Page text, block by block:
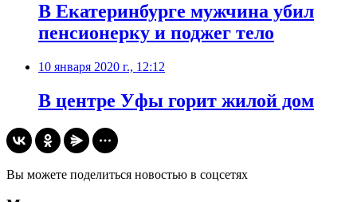
В Екатеринбурге мужчина убил
пенсионерку и поджег тело
10 января 2020 г., 12:12
В центре Уфы горит жилой дом
Вы можете поделиться новостью в соцсетях